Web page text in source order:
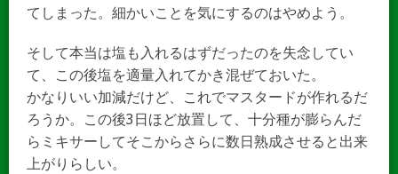
てしまった。細かいことを気にするのはやめよう。
そして本当は塩も入れるはずだったのを失念してい
て、この後塩を適量入れてかき混ぜておいた。
かなりいい加減だけど、これでマスタードが作れるだ
ろうか。この後3日ほど放置して、十分種が膨らんだ
らミキサーしてそこからさらに数日熟成させると出来
上がりらしい。